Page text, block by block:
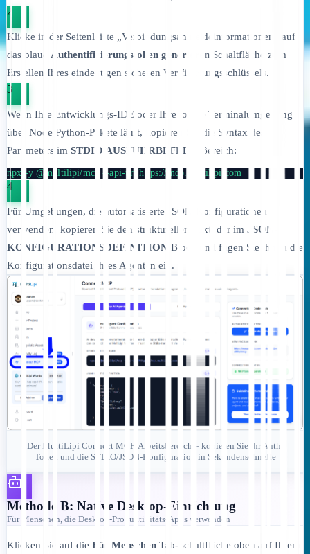
2
Klicke in der Seitenleiste „Verbindungsanmeldeinformationen“ auf
das blaue Authentifizierungstoken generieren Schaltfläche zum
Erstellen Ihres eindeutigen sicheren Verifizierungsschlüssels.
3
Wenn Ihre Entwicklungs-IDE oder Ihre lokale Terminalumgebung
über Node/Python-Pakete läuft, kopieren Sie die Syntax des
Parameters im STDIO AUSFÜHRBEFEHL Bereich:
npx -y @multilipi/mcp --api-url https://mcp.multilipi.com
4
Für Umgebungen, die automatisierte JSON-Konfigurationen
verwenden, kopieren Sie den strukturellen Text, der im JSON-
KONFIGURATIONSDEFINITION Block und fügen Sie ihn in die
Konfigurationsdatei Ihres Agenten ein.
Der MultiLipi Connect MCP-Arbeitsbereich – kopieren Sie Ihr Auth-
Token und die STDIO/JSON-Konfiguration in Sekundenschnelle
Methode B: Native Desktop-Einrichtung
Für Menschen, die Desktop-Produktivitäts-Apps verwenden
Klicken Sie auf die Für Menschen Tab-Schaltfläche oben auf Ihrem